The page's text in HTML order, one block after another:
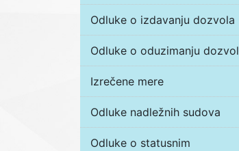
Odluke o izdavanju dozvola
Odluke o oduzimanju
Izrečene mere
Odluke nadležnih sudova
Odluke o statusnim